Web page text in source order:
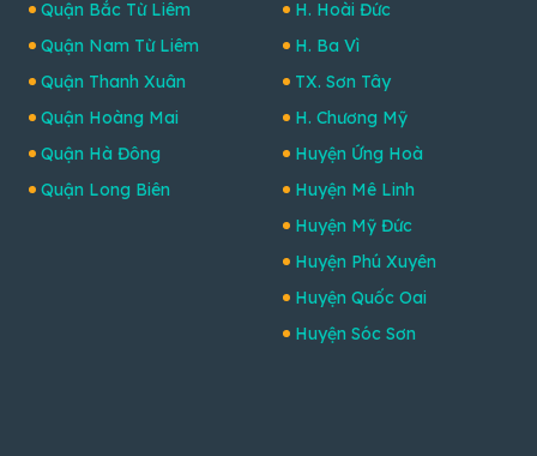
Quận Bắc Từ Liêm
Quận Nam Từ Liêm
Quận Thanh Xuân
Quận Hoàng Mai
Quận Hà Đông
Quận Long Biên
H. Hoài Đức
H. Ba Vì
TX. Sơn Tây
H. Chương Mỹ
Huyện Ứng Hoà
Huyện Mê Linh
Huyện Mỹ Đức
Huyện Phú Xuyên
Huyện Quốc Oai
Huyện Sóc Sơn